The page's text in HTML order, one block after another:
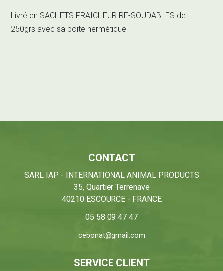
Livré en SACHETS FRAICHEUR RE-SOUDABLES de
250grs avec sa boite hermétique
CONTACT
SARL IAP - INTERNATIONAL ANIMAL PRODUCTS
35, Quartier Terrenave
40210 ESCOURCE - FRANCE
05 58 09 47 47
cebonat@gmail.com
SERVICE CLIENT